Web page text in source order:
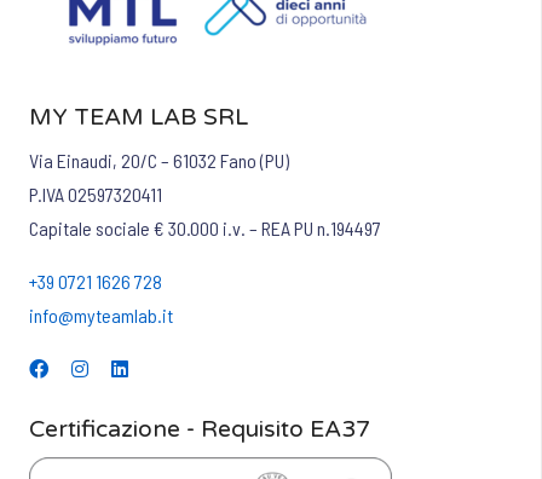
MY TEAM LAB SRL
Via Einaudi, 20/C – 61032 Fano (PU)
P.IVA 02597320411
Capitale sociale € 30.000 i.v. – REA PU n.194497
+39 0721 1626 728
info@myteamlab.it
Certificazione - Requisito EA37